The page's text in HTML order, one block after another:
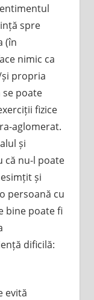
spre
(în
nimic ca
propria
poate
fizice
aglomerat.
și
că nu-l poate
și
persoană cu
bine poate fi
dificilă:
evită